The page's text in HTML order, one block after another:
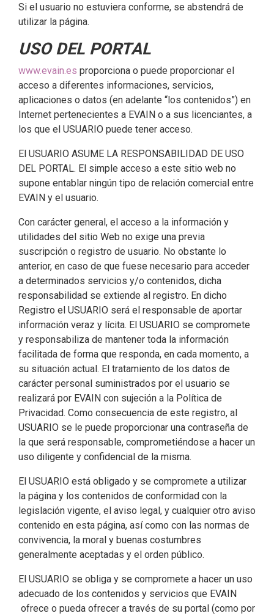
Si el usuario no estuviera conforme, se abstendrá de
utilizar la página.
USO DEL PORTAL
www.evain.es proporciona o puede proporcionar el
acceso a diferentes informaciones, servicios,
aplicaciones o datos (en adelante “los contenidos”) en
Internet pertenecientes a EVAIN o a sus licenciantes, a
los que el USUARIO puede tener acceso.
El USUARIO ASUME LA RESPONSABILIDAD DE USO
DEL PORTAL. El simple acceso a este sitio web no
supone entablar ningún tipo de relación comercial entre
EVAIN y el usuario.
Con carácter general, el acceso a la información y
utilidades del sitio Web no exige una previa
suscripción o registro de usuario. No obstante lo
anterior, en caso de que fuese necesario para acceder
a determinados servicios y/o contenidos, dicha
responsabilidad se extiende al registro. En dicho
Registro el USUARIO será el responsable de aportar
información veraz y lícita. El USUARIO se compromete
y responsabiliza de mantener toda la información
facilitada de forma que responda, en cada momento, a
su situación actual. El tratamiento de los datos de
carácter personal suministrados por el usuario se
realizará por EVAIN con sujeción a la Política de
Privacidad. Como consecuencia de este registro, al
USUARIO se le puede proporcionar una contraseña de
la que será responsable, comprometiéndose a hacer un
uso diligente y confidencial de la misma.
El USUARIO está obligado y se compromete a utilizar
la página y los contenidos de conformidad con la
legislación vigente, el aviso legal, y cualquier otro aviso
contenido en esta página, así como con las normas de
convivencia, la moral y buenas costumbres
generalmente aceptadas y el orden público.
El USUARIO se obliga y se compromete a hacer un uso
adecuado de los contenidos y servicios que EVAIN
ofrece o pueda ofrecer a través de su portal (como por